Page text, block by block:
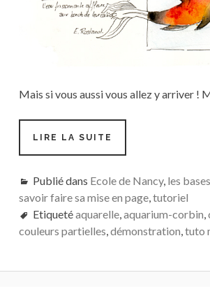
Mais si vous aussi vous allez y arriver !
LIRE LA SUITE
PAGE
PAR
MISE
COULEUR
Publié dans Ecole de Nancy, les
savoir faire sa mise en page,tutoriel
Etiquetéaquarelle,aquarium-corbin,
couleurs partielles,démonstration,tuto